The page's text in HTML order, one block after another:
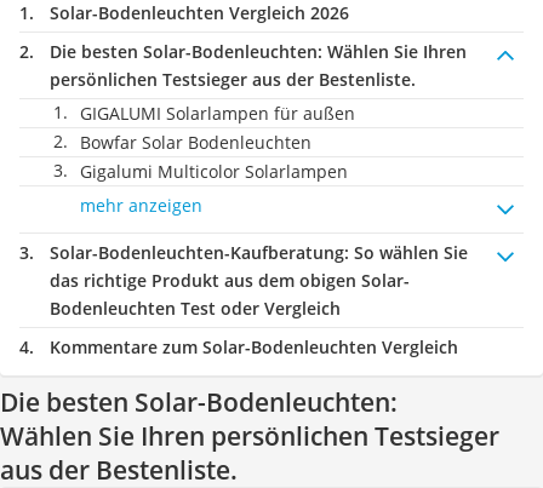
Solar-Bodenleuchten Vergleich 2026
Die besten Solar-Bodenleuchten: Wählen Sie Ihren
persönlichen Testsieger aus der Bestenliste.
GIGALUMI Solarlampen für außen
Bowfar Solar Bodenleuchten
Gigalumi Multicolor Solarlampen
mehr anzeigen
Solar-Bodenleuchten-Kaufberatung: So wählen Sie
das richtige Produkt aus dem obigen Solar-
Bodenleuchten Test oder Vergleich
Kommentare zum Solar-Bodenleuchten Vergleich
Die besten Solar-Bodenleuchten:
Wählen Sie Ihren persönlichen Testsieger
aus der Bestenliste.